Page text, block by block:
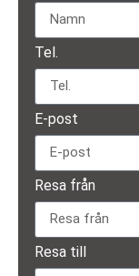
Tel.
E-post
Resa från
Resa till